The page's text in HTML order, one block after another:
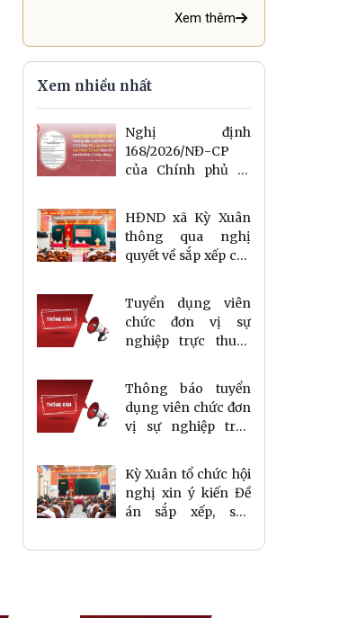
Xem thêm
Xem nhiều nhất
Nghị định
168/2026/NĐ-CP
của Chính phủ về
số điều và biện pháp
tổ chức, hướng dẫn
thi hành luật dân số
HĐND xã Kỳ Xuân
thông qua nghị
quyết về sắp xếp các
Tuyển dụng viên
chức đơn vị sự
nghiệp trực thuộc
Thông báo tuyển
dụng viên chức đơn
vị sự nghiệp trực
2026
Kỳ Xuân tổ chức hội
nghị xin ý kiến Đề
án sắp xếp, sáp